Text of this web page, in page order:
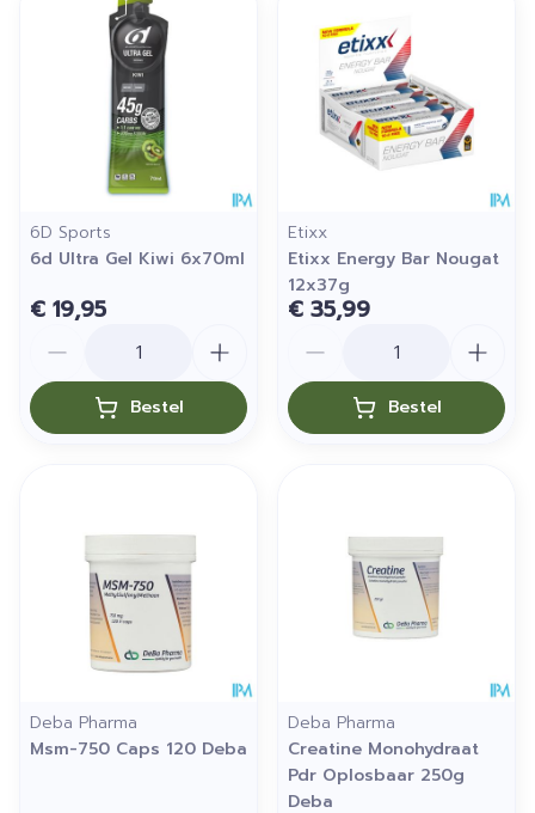
6D Sports
6d Ultra Gel Kiwi 6x70ml
€ 19,95
Bestel
Etixx
Etixx Energy Bar Nougat
12x37g
€ 35,99
Bestel
Deba Pharma
Msm-750 Caps 120 Deba
Deba Pharma
Creatine Monohydraat
Pdr Oplosbaar 250g
Deba